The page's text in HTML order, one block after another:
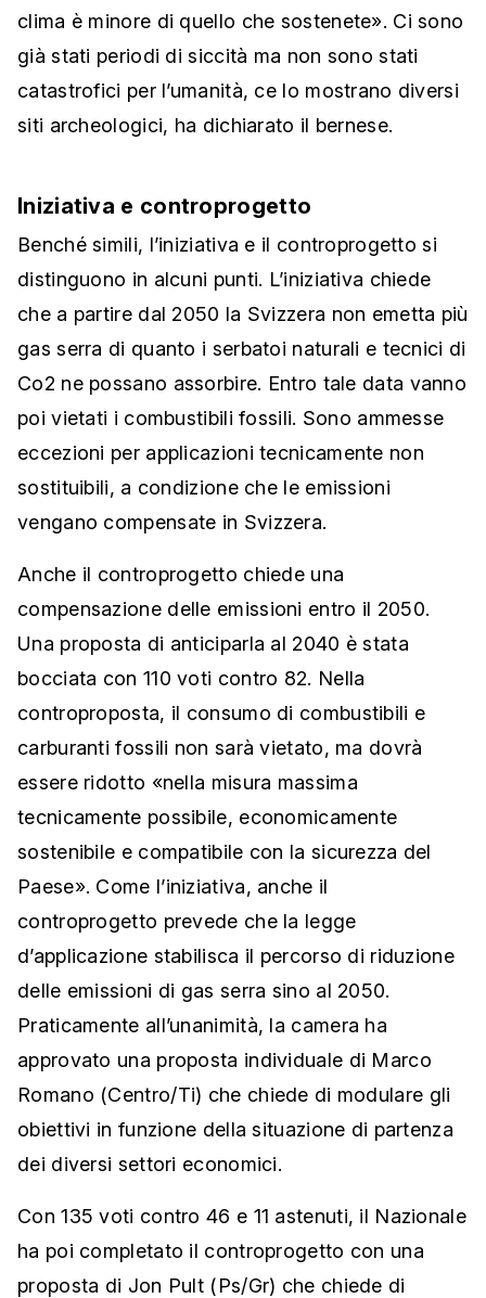
clima è minore di quello che sostenete». Ci sono
già stati periodi di siccità ma non sono stati
catastrofici per l’umanità, ce lo mostrano diversi
siti archeologici, ha dichiarato il bernese.
Iniziativa e controprogetto
Benché simili, l’iniziativa e il controprogetto si
distinguono in alcuni punti. L’iniziativa chiede
che a partire dal 2050 la Svizzera non emetta più
gas serra di quanto i serbatoi naturali e tecnici di
Co2 ne possano assorbire. Entro tale data vanno
poi vietati i combustibili fossili. Sono ammesse
eccezioni per applicazioni tecnicamente non
sostituibili, a condizione che le emissioni
vengano compensate in Svizzera.
Anche il controprogetto chiede una
compensazione delle emissioni entro il 2050.
Una proposta di anticiparla al 2040 è stata
bocciata con 110 voti contro 82. Nella
controproposta, il consumo di combustibili e
carburanti fossili non sarà vietato, ma dovrà
essere ridotto «nella misura massima
tecnicamente possibile, economicamente
sostenibile e compatibile con la sicurezza del
Paese». Come l’iniziativa, anche il
controprogetto prevede che la legge
d’applicazione stabilisca il percorso di riduzione
delle emissioni di gas serra sino al 2050.
Praticamente all’unanimità, la camera ha
approvato una proposta individuale di Marco
Romano (Centro/Ti) che chiede di modulare gli
obiettivi in funzione della situazione di partenza
dei diversi settori economici.
Con 135 voti contro 46 e 11 astenuti, il Nazionale
ha poi completato il controprogetto con una
proposta di Jon Pult (Ps/Gr) che chiede di